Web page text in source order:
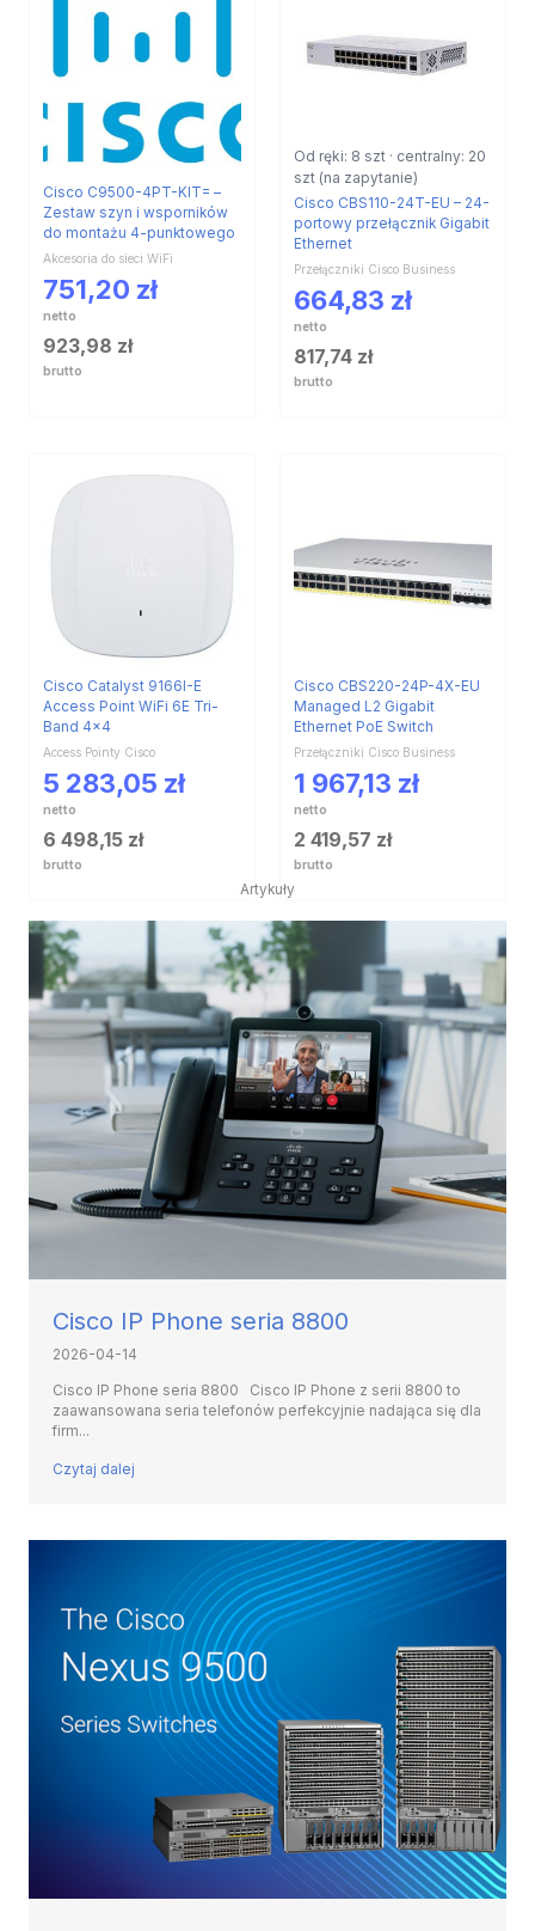
Cisco C9500-4PT-KIT= –
Zestaw szyn i wsporników
do montażu 4-punktowego
Akcesoria do sieci WiFi
751,20 zł
netto
923,98 zł
brutto
Od ręki: 8 szt · centralny: 20
szt (na zapytanie)
Cisco CBS110-24T-EU – 24-
portowy przełącznik Gigabit
Ethernet
Przełączniki Cisco Business
664,83 zł
netto
817,74 zł
brutto
Cisco Catalyst 9166I-E
Access Point WiFi 6E Tri-
Band 4×4
Access Pointy Cisco
5 283,05 zł
netto
6 498,15 zł
brutto
Cisco CBS220-24P-4X-EU
Managed L2 Gigabit
Ethernet PoE Switch
Przełączniki Cisco Business
1 967,13 zł
netto
2 419,57 zł
brutto
Artykuły
Cisco IP Phone seria 8800
2026-04-14
Cisco IP Phone seria 8800 Cisco IP Phone z serii 8800 to
zaawansowana seria telefonów perfekcyjnie nadająca się dla
firm...
Czytaj dalej